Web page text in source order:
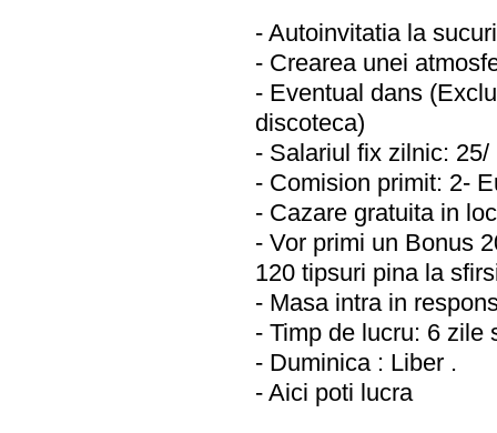
- Autoinvitatia la
- Crearea unei
- Eventual dans
discoteca)
- Salariul fix zilnic:
- Comision primit: 2-
- Cazare gratuita in
- Vor primi un Bonus
120 tipsuri pina la
- Masa intra in
- Timp de lucru: 6 zile
- Duminica : Liber .
- Aici poti lucra